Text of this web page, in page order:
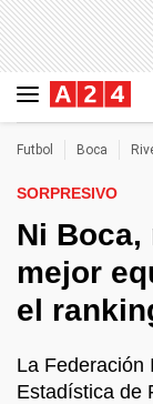
Futbol Boca
SORPRESIVO
Ni Boca,
mejor
el
La Federación
Estadística de